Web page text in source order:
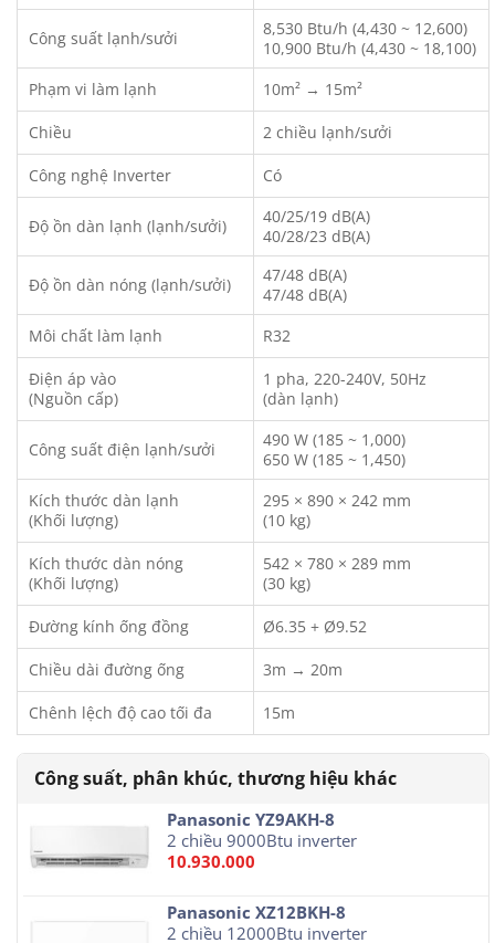
Công suất lạnh/sưởi
8,530 Btu/h (4,430 ~ 12,600)
10,900 Btu/h (4,430 ~ 18,100)
Phạm vi làm lạnh
10m² → 15m²
Chiều 2 chiều lạnh/sưởi
Công nghệ Inverter Có
Độ ồn dàn lạnh (lạnh/sưởi)
40/25/19 dB(A)
40/28/23 dB(A)
Độ ồn dàn nóng (lạnh/sưởi)
47/48 dB(A)
47/48 dB(A)
Môi chất làm lạnh
R32
Điện áp vào
(Nguồn cấp)
1 pha, 220-240V, 50Hz
(dàn lạnh)
Công suất điện lạnh/sưởi
490 W (185 ~ 1,000)
650 W (185 ~ 1,450)
Kích thước dàn lạnh
(Khối lượng)
295 × 890 × 242 mm
(10 kg)
Kích thước dàn nóng
(Khối lượng)
542 × 780 × 289 mm
(30 kg)
Đường kính ống đồng Ø6.35 + Ø9.52
Chiều dài đường ống 3m → 20m
Chênh lệch độ cao tối đa 15m
Panasonic YZ9AKH-8
2 chiều 9000Btu inverter
10.930.000
Panasonic XZ12BKH-8
2 chiều 12000Btu inverter